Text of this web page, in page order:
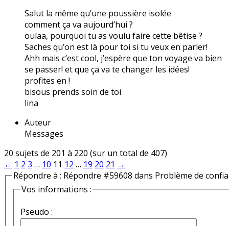
Salut la même qu’une poussière isolée
comment ça va aujourd’hui ?
oulaa, pourquoi tu as voulu faire cette bêtise ?
Saches qu’on est là pour toi si tu veux en parler!
Ahh mais c’est cool, j’espère que ton voyage va bien
se passer! et que ça va te changer les idées!
profites en !
bisous prends soin de toi
lina
Auteur
Messages
20 sujets de 201 à 220 (sur un total de 407)
← 1 2 3 … 10 11 12 … 19 20 21 →
Répondre à : Répondre #59608 dans Problème de
Vos informations :
Pseudo :